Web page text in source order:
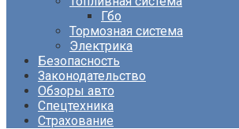
Гбо
Тормозная система
Электрика
Безопасность
Законодательство
Обзоры авто
Спецтехника
Страхование